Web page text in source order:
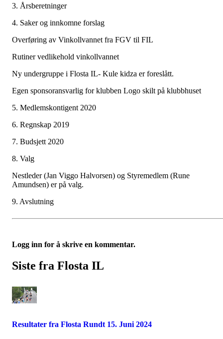
3. Årsberetninger
4. Saker og innkomne forslag
Overføring av Vinkollvannet fra FGV til FIL
Rutiner vedlikehold vinkollvannet
Ny undergruppe i Flosta IL- Kule kidza er foreslått.
Egen sponsoransvarlig for klubben Logo skilt på klubbhuset
5. Medlemskontigent 2020
6. Regnskap 2019
7. Budsjett 2020
8. Valg
Nestleder (Jan Viggo Halvorsen) og Styremedlem (Rune
Amundsen) er på valg.
9. Avslutning
Logg inn for å skrive en kommentar.
Siste fra Flosta IL
Resultater fra Flosta Rundt 15. Juni 2024